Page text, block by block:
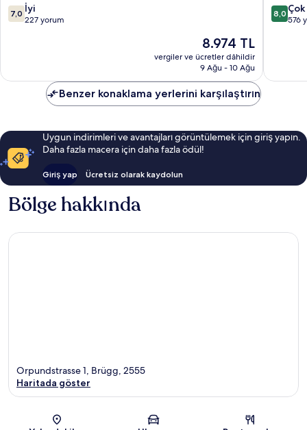
10
üzerinden
7,0 İyi
227 yorum
Güncel
fiyat:
8.974 TL
8.974 TL
vergiler ve ücretler dâhildir
9 Ağu - 10 Ağu
10
yorum
8,0
576
Benzer konaklama yerlerini karşılaştırın
Uygun indirimleri ve avantajları görüntülemek için giriş yapın.
Daha fazla macera için daha fazla ödül!
Giriş yap Ücretsiz olarak kaydolun
Bölge hakkında
Harita
Orpundstrasse 1, Brügg, 2555
Haritada göster